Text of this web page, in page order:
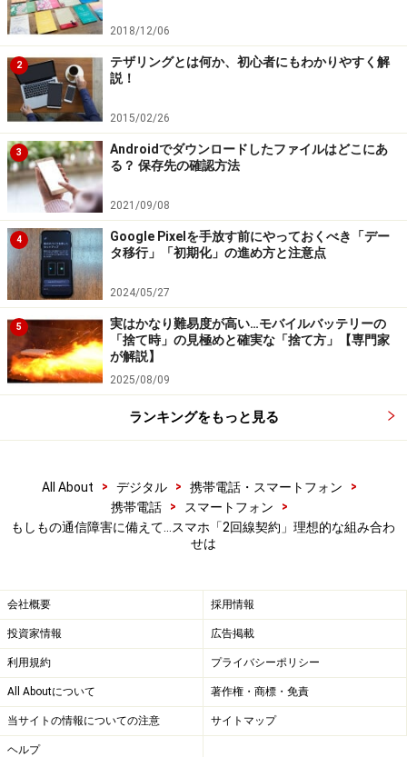
2018/12/06
2
テザリングとは何か、初心者にもわかりやすく解
説！
2015/02/26
3
Androidでダウンロードしたファイルはどこにあ
る？ 保存先の確認方法
2021/09/08
4
Google Pixelを手放す前にやっておくべき「デー
タ移行」「初期化」の進め方と注意点
2024/05/27
5
実はかなり難易度が高い…モバイルバッテリーの
「捨て時」の見極めと確実な「捨て方」【専門家
が解説】
2025/08/09
ランキングをもっと見る
All About > デジタル > 携帯電話・スマートフォン
>
携帯電話
> スマートフォン
>
もしもの通信障害に備えて…スマホ「2回線契約」理想的な組み合わ
せは
会社概要 採用情報
投資家情報 広告掲載
利用規約 プライバシーポリシー
All Aboutについて 著作権・商標・免責
当サイトの情報についての注意 サイトマップ
ヘルプ